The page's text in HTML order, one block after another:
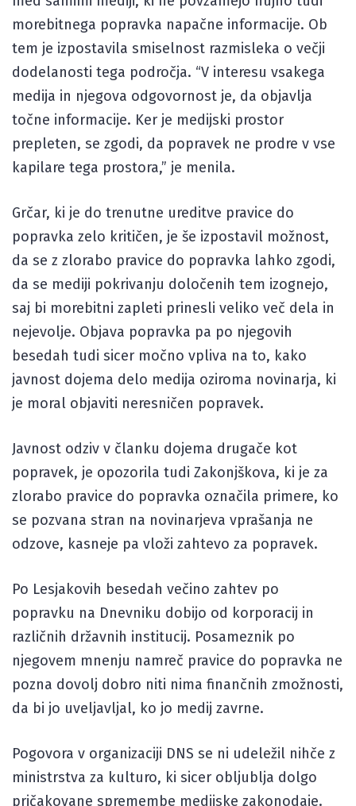
morebitnega popravka napačne informacije. Ob
tem je izpostavila smiselnost razmisleka o večji
dodelanosti tega področja. “V interesu vsakega
medija in njegova odgovornost je, da objavlja
točne informacije. Ker je medijski prostor
prepleten, se zgodi, da popravek ne prodre v vse
kapilare tega prostora,” je menila.
Grčar, ki je do trenutne ureditve pravice do
popravka zelo kritičen, je še izpostavil možnost,
da se z zlorabo pravice do popravka lahko zgodi,
da se mediji pokrivanju določenih tem izognejo,
saj bi morebitni zapleti prinesli veliko več dela in
nejevolje. Objava popravka pa po njegovih
besedah tudi sicer močno vpliva na to, kako
javnost dojema delo medija oziroma novinarja, ki
je moral objaviti neresničen popravek.
Javnost odziv v članku dojema drugače kot
popravek, je opozorila tudi Zakonjškova, ki je za
zlorabo pravice do popravka označila primere, ko
se pozvana stran na novinarjeva vprašanja ne
odzove, kasneje pa vloži zahtevo za popravek.
Po Lesjakovih besedah večino zahtev po
popravku na Dnevniku dobijo od korporacij in
različnih državnih institucij. Posameznik po
njegovem mnenju namreč pravice do popravka ne
pozna dovolj dobro niti nima finančnih zmožnosti,
da bi jo uveljavljal, ko jo medij zavrne.
Pogovora v organizaciji DNS se ni udeležil nihče z
ministrstva za kulturo, ki sicer obljublja dolgo
pričakovane spremembe medijske zakonodaje.